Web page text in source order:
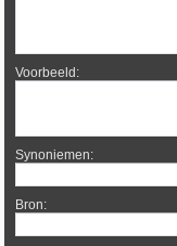
Voorbeeld:
Synoniemen:
Bron: